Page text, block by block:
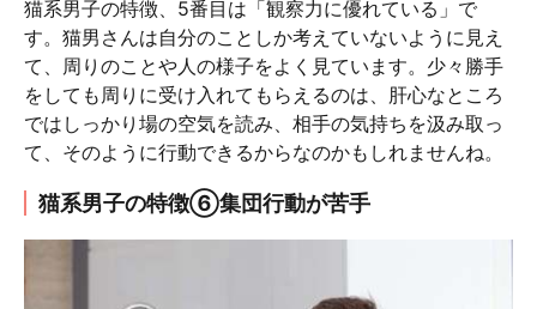
猫系男子の特徴、5番目は「観察力に優れている」で
す。猫男さんは自分のことしか考えていないように見え
て、周りのことや人の様子をよく見ています。少々勝手
をしても周りに受け入れてもらえるのは、肝心なところ
ではしっかり場の空気を読み、相手の気持ちを汲み取っ
て、そのように行動できるからなのかもしれませんね。
猫系男子の特徴⑥集団行動が苦手